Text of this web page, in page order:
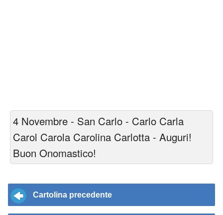
4 Novembre - San Carlo - Carlo Carla
Carol Carola Carolina Carlotta - Auguri!
Buon Onomastico!
Cartolina precedente